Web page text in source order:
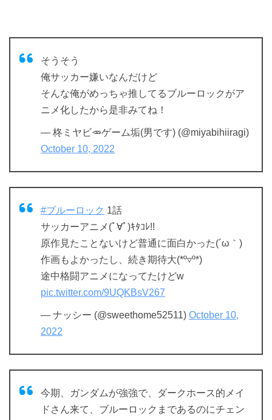
そうそう
俺サッカー嫌いなんだけど
そんな俺がめっちゃ推してるブルーロックがア
ニメ化したから是非みてね！
— 柊ミヤビ🥕ゲーム垢(男です) (@miyabihiiragi)
October 10, 2022
#ブルーロック 1話
サッカーアニメ(ﾟ∀ﾟ)ｷﾀｺﾚ!!
原作見たことないけど普通に面白かった(´ω｀)
作画もよかったし、続き期待大(*º▿º*)
途中格闘アニメになってたけどw
pic.twitter.com/9UQKBsV267
— ナッシー (@sweethome52511) October 10,
2022
今期、ガンダムが強強で、ダークホース的メイ
ドさん来て、ブルーロックまであるのにチェン